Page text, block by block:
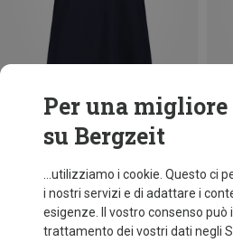
fino a 12%
Per una migliore
su Bergzeit
...utilizziamo i cookie. Questo ci
i nostri servizi e di adattare i
esigenze. Il vostro consenso può
trattamento dei vostri dati negli